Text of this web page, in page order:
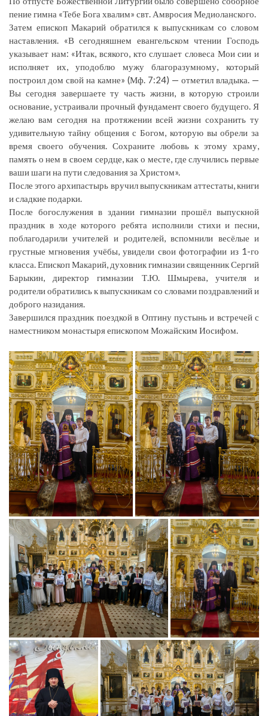
пение гимна «Тебе Бога хвалим» свт. Амвросия Медиоланского.
Затем епископ Макарий обратился к выпускникам со словом
наставления. «В сегодняшнем евангельском чтении Господь
указывает нам: «Итак, всякого, кто слушает словеса Мои сии и
исполняет их, уподоблю мужу благоразумному, который
построил дом свой на камне» (Мф. 7:24) — отметил владыка. —
Вы сегодня завершаете ту часть жизни, в которую строили
основание, устраивали прочный фундамент своего будущего. Я
желаю вам сегодня на протяжении всей жизни сохранить ту
удивительную тайну общения с Богом, которую вы обрели за
время своего обучения. Сохраните любовь к этому храму,
память о нем в своем сердце, как о месте, где случились первые
ваши шаги на пути следования за Христом».
После этого архипастырь вручил выпускникам аттестаты, книги
и сладкие подарки.
После богослужения в здании гимназии прошёл выпускной
праздник в ходе которого ребята исполнили стихи и песни,
поблагодарили учителей и родителей, вспомнили весёлые и
грустные мгновения учёбы, увидели свои фотографии из 1-го
класса. Епископ Макарий, духовник гимназии священник Сергий
Барыкин, директор гимназии Т.Ю. Шмырева, учителя и
родители обратились к выпускникам со словами поздравлений и
доброго назидания.
Завершился праздник поездкой в Оптину пустынь и встречей с
наместником монастыря епископом Можайским Иосифом.